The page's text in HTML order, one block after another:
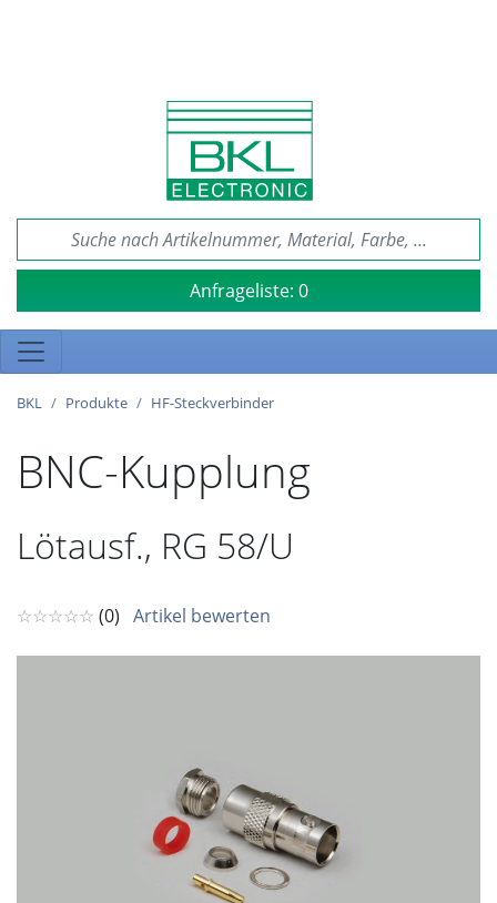
Anfrageliste: 0
BKL Produkte HF-Steckverbinder
BNC-Kupplung
Lötausf., RG 58/U
☆☆☆☆☆ (0) Artikel bewerten